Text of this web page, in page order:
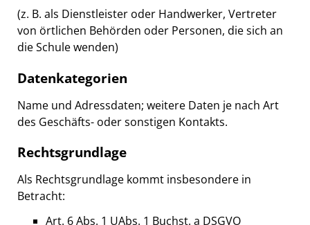
(z. B. als Dienstleister oder Handwerker, Vertreter
von örtlichen Behörden oder Personen, die sich an
die Schule wenden)
Datenkategorien
Name und Adressdaten; weitere Daten je nach Art
des Geschäfts- oder sonstigen Kontakts.
Rechtsgrundlage
Als Rechtsgrundlage kommt insbesondere in
Betracht:
Art. 6 Abs. 1 UAbs. 1 Buchst. a DSGVO